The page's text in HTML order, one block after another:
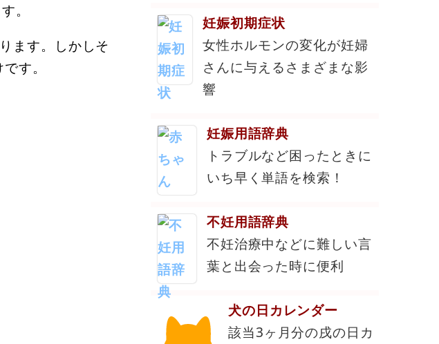
。
ます。しかしそ
す。
妊娠初期症状
女性ホルモンの変化が妊婦
さんに与えるさまざまな影
響
妊娠用語辞典
トラブルなど困ったときに
いち早く単語を検索！
不妊用語辞典
不妊治療中などに難しい言
葉と出会った時に便利
犬の日カレンダー
該当3ヶ月分の戌の日カ